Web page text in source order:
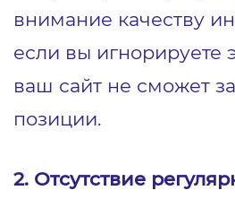
внимание качеству
если вы игнорируете
ваш сайт не сможет
позиции.
2. Отсутствие